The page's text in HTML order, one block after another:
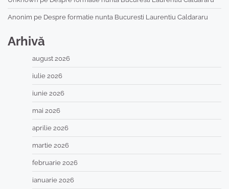
Anonim pe Despre formatie nunta Bucuresti Laurentiu Caldararu
Arhivă
august 2026
iulie 2026
iunie 2026
mai 2026
aprilie 2026
martie 2026
februarie 2026
ianuarie 2026